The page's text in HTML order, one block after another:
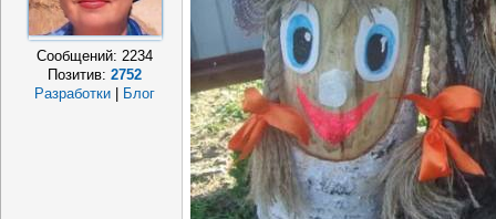
Сообщений: 2234
Позитив: 2752
Разработки
Блог